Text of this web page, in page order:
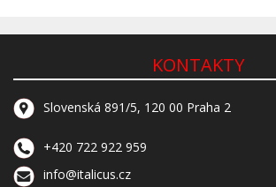
KONTAKTY
Slovenská 891/5, 120 00 Praha 2
+420 722 922 959
info@italicus.cz